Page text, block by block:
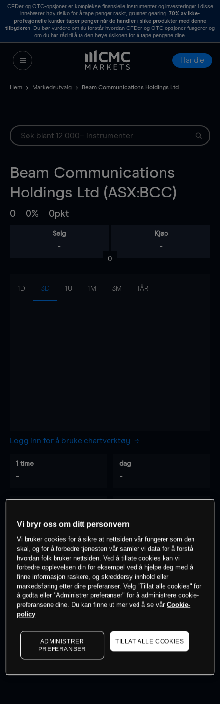
CFDer og OTC-opsjoner er komplekse finansielle instrumenter og investeringer i disse
innebærer høy risiko for å tape penger raskt, grunnet gearing. 70% av ikke-
profesjonelle kunder taper penger når de handler i slike produkter med denne
tilbyderen . Du bør vurdere om du forstår hvordan CFDer og OTC-opsjoner fungerer og
om du har råd til å ta den høye risikoen for å tape pengene dine.
Handle
Hem Markedsutvalg Beam Communications Holdings Ltd
Beam Communications
Holdings Ltd (ASX:BCC)
0 0% 0pkt
Selg
-
Kjøp
-
0
1D 3D 1U 1M 3M 1ÅR
Logg inn for å bruke chartverktøy
1 time
-
dag
-
0% av kunder erpå dette instrumentet
Søk om konto
Log in
Vi bryr oss om ditt personvern
Vi bruker cookies for å sikre at nettsiden vår fungerer som den
skal, og for å forbedre tjenesten vår samler vi data for å forstå
hvordan folk bruker nettsiden. Ved å tillate cookies kan vi
forbedre opplevelsen din for eksempel ved å hjelpe deg med å
finne informasjon raskere, og skreddersy innhold eller
markedsføring etter dine preferanser. Velg "Tillat alle cookies" for
å godta eller "Administrer preferanser" for å administrere cookie-
preferansene dine. Du kan finne ut mer ved å se vår Cookie-
policy
ADMINISTRER
PREFERANSER
TILLAT ALLE COOKIES